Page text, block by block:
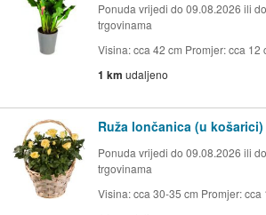
Ponuda vrijedi do 09.08.2026 ili
trgovinama
Visina: cca 42 cm Promjer: cca 12
1 km udaljeno
Ruža lončanica (u
Ponuda vrijedi do 09.08.2026 ili
trgovinama
Visina: cca 30-35 cm Promjer: